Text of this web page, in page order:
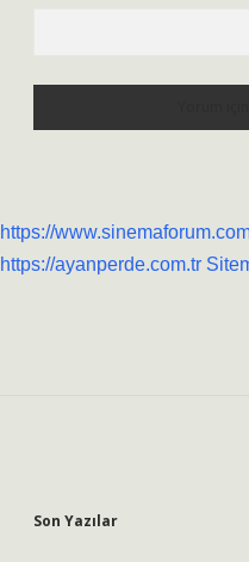
https://
https://ayanperde.com.tr
Son Yazılar